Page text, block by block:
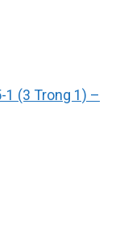
1 (3 Trong 1) –